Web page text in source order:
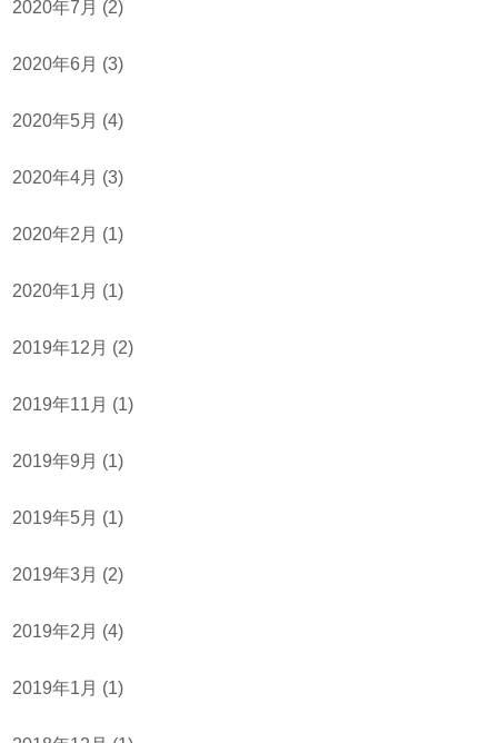
2020年7月 (2)
2020年6月 (3)
2020年5月 (4)
2020年4月 (3)
2020年2月 (1)
2020年1月 (1)
2019年12月 (2)
2019年11月 (1)
2019年9月 (1)
2019年5月 (1)
2019年3月 (2)
2019年2月 (4)
2019年1月 (1)